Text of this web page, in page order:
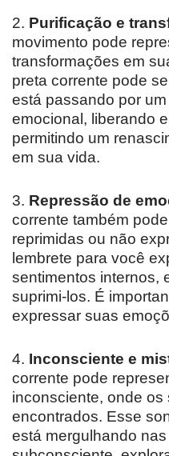
2. Purificação e
movimento pode
transformações em
preta corrente pode
está passando por
emocional, liberando
permitindo um
em sua vida.
3. Repressão de
corrente também
reprimidas ou não
lembrete para você
sentimentos internos,
suprimi-los. É
expressar suas
4. Inconsciente e
corrente pode
inconsciente, onde
encontrados. Esse
está mergulhando